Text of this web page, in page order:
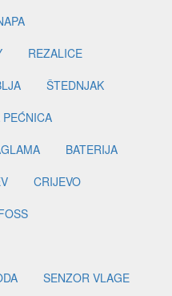
REZALICE
ŠTEDNJAK
BATERIJA
CRIJEVO
SENZOR VLAGE